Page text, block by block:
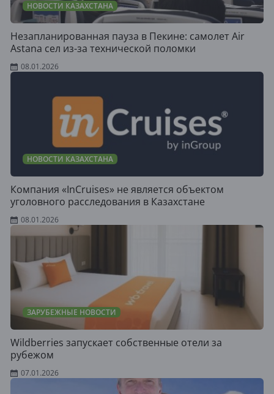
НОВОСТИ КАЗАХСТАНА
Незапланированная пауза в Пекине: самолет Air
Astana сел из-за технической поломки
08.01.2026
НОВОСТИ КАЗАХСТАНА
Компания «InCruises» не является объектом
уголовного расследования в Казахстане
08.01.2026
ЗАРУБЕЖНЫЕ НОВОСТИ
Wildberries запускает собственные отели за
рубежом
07.01.2026